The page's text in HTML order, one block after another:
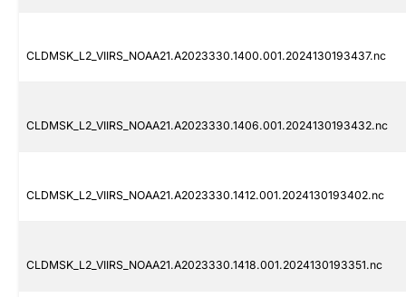
CLDMSK_L2_VIIRS_NOAA21.A2023330.1400.001.2024130193437.nc
CLDMSK_L2_VIIRS_NOAA21.A2023330.1406.001.2024130193432.nc
CLDMSK_L2_VIIRS_NOAA21.A2023330.1412.001.2024130193402.nc
CLDMSK_L2_VIIRS_NOAA21.A2023330.1418.001.2024130193351.nc